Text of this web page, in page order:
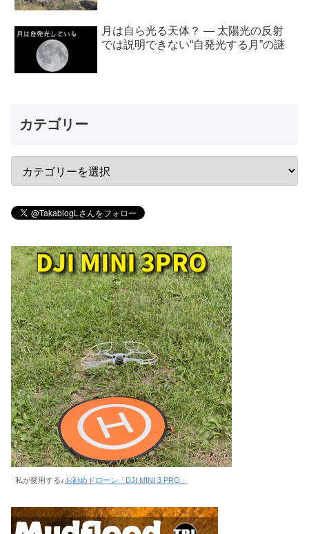
月は自ら光る天体？ ― 太陽光の反射
では説明できない“自発光する月”の謎
カテゴリー
私が愛用する♪お勧めドローン「DJI MINI 3 PRO」